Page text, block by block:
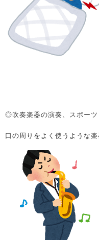
◎吹奏楽器の演奏、スポーツ
口の周りをよく使うような